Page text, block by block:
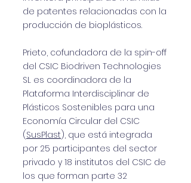
de patentes relacionadas con la
producción de bioplásticos.
Prieto, cofundadora de la spin-off
del CSIC Biodriven Technologies
SL es coordinadora de la
Plataforma Interdisciplinar de
Plásticos Sostenibles para una
Economía Circular del CSIC
(SusPlast), que está integrada
por 25 participantes del sector
privado y 18 institutos del CSIC de
los que forman parte 32